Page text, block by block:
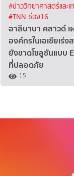
#ข่าววิทยาศาสตร์และเ
#TNN ช่อง16
อาลีบาบา คลาวด์
องค์กรในเอเชียเร่
ยังขาดโซลูชันแบบ
ที่ปลอดภัย
15